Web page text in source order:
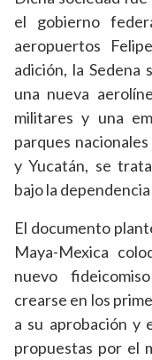
el gobierno
aeropuertos
adición, la Sedena
una nueva
militares y una
parques
y Yucatán, se
bajo la
El documento
Maya-Mexica
nuevo
crearse en los
a su aprobación y
propuestas por el